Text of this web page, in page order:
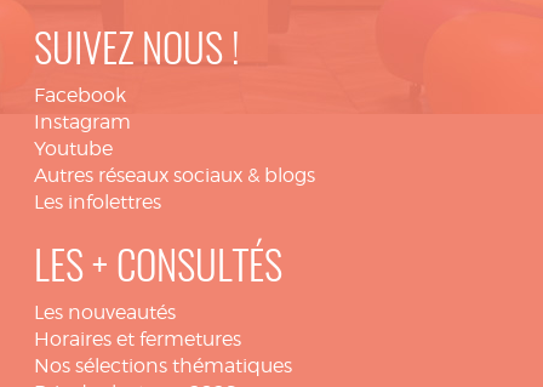
SUIVEZ NOUS !
Facebook
Instagram
Youtube
Autres réseaux sociaux & blogs
Les infolettres
LES + CONSULTÉS
Les nouveautés
Horaires et fermetures
Nos sélections thématiques